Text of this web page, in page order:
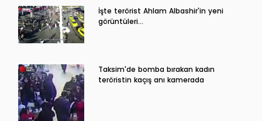
İşte terörist Ahlam Albashir'in yeni
görüntüleri…
Taksim'de bomba bırakan kadın
teröristin kaçış anı kamerada